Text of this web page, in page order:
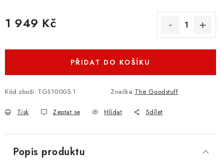
1 949 Kč
PŘIDAT DO KOŠÍKU
Kód zboží: TGS10005.1 Značka:The Goodstuff
Tisk Zeptat se Hlídat Sdílet
Popis produktu